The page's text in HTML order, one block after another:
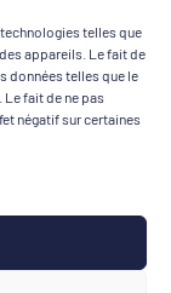
telles que
appareils. Le fait de
données telles que le
fait de ne pas
négatif sur certaines